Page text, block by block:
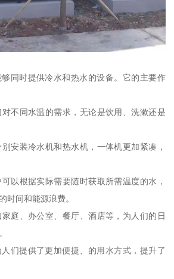
同时提供冷水和热水的设备。它的主要作
不同水温的需求，无论是饮用、洗漱还是
安装冷水机和热水机，一体机更加紧凑，
以根据实际需要随时获取所需温度的水，
时间和能源浪费。
庭、办公室、餐厅、酒店等，为人们的日
们提供了更加便捷、的用水方式，提升了